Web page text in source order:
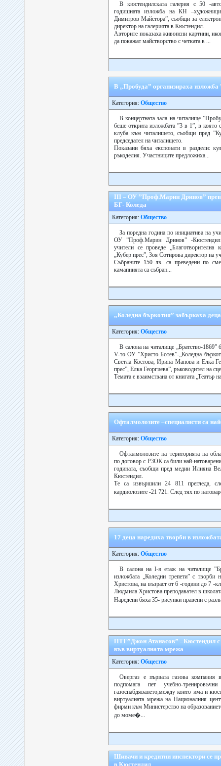
В кюстендилската галерия с 50 -
годишната изложба на КН
Димитров Майстора”, съобщи за
директор на галерията в Кюстендил.
Авторите показаха живопсни картини,
да покажат майстворство с четката в ...
В „Пробуда” организираха изложба
Категория: Общество
В концертната зала на читалище
беше открита изложбата ”3 в 1”, в която
клуба към читалището, съобщи пред
председател на читалището.
Показани бяха експонати в раздели:
ръкоделия. Участниците предложиха...
ІІІ – ОУ ”Проф.Марин Дринов”
БГ- Коледа
Категория: Общество
За поредна година по инициатива на
ОУ ”Проф.Марин Дринов” -
учители се проведе „Благотворителна
„Кубер прес”, Зоя Сотирова директор на
Събраните 150 лв. са преведени по
камапнията са събран...
„Коледна бъркотия” забъркаха
Категория: Общество
В салона на читалище „Братство-1869”
V-то ОУ ”Христо Ботев”-„Коледна
Светла Костова, Ирина Манова и Елка
прес”, Елка Георгиева”, ръководител на
Темата е взаимствана от книгата „Театър
Офталмолозите –специалисти са
Категория: Общество
Офталмолозите на територията на
по договор с РЗОК са били най-
годината, съобщи пред медии Илияна
Кюстендил.
Те са извършили 24 811 прегледа,
кардиолозите -21 721. След тях по
17 деца наредиха творби в
Категория: Общество
В салона на І-я етаж на читалище
изложбата „Коледни трепети” с
Христова, на възраст от 6 -години до 7 -
Людмила Христова преподавател в
Наредени бяха 35- рисунки правени с
ПТГ”Джон Атанасов” –Кюстендил
във виртуалната мрежа
Категория: Общество
Овергаз е първата газова компания
подпомага пет учебно-
газоснабдяването,между които има и
виртуалната мрежа на Националния
фирми към Министерство на
до моме�...
Шивачи и кредитни инспектори се
в Кюстендил